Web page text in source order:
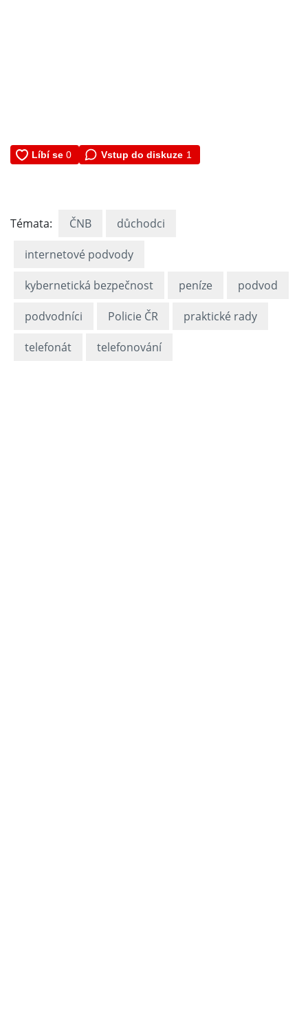
Vstup do diskuze 1
Témata: ČNB důchodci
internetové podvody
kybernetická bezpečnost peníze podvod
podvodníci Policie ČR praktické rady
telefonát telefonování